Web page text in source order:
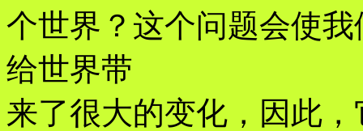
个世界？这个问题会使
给世界带
来了很大的变化，因此